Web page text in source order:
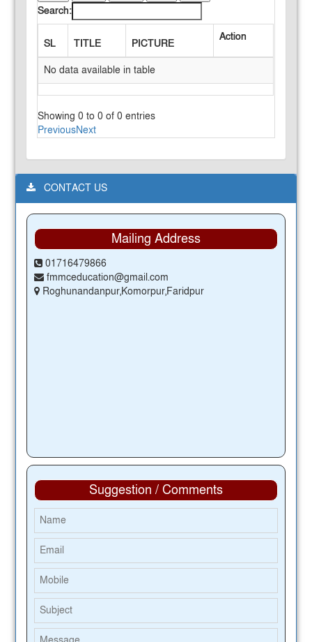
Search:
SL TITLE PICTURE
Action
No data available in table
Showing 0 to 0 of 0 entries
PreviousNext
CONTACT US
Mailing Address
01716479866
fmmceducation@gmail.com
Roghunandanpur,Komorpur,Faridpur
Suggestion / Comments